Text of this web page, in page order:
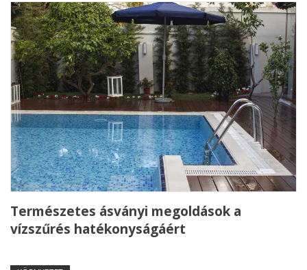
Természetes ásványi megoldások a
vízszűrés hatékonyságáért